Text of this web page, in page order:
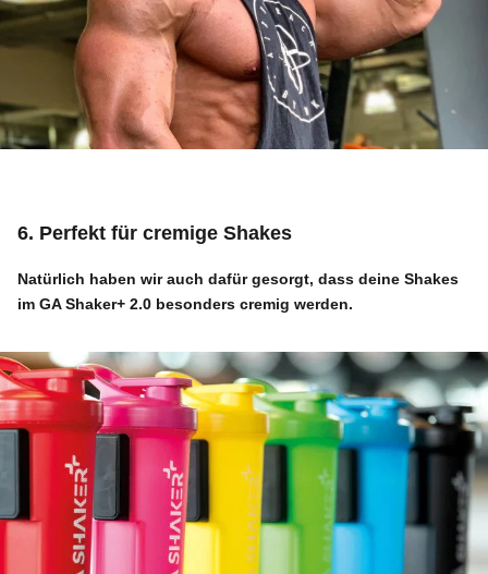
6. Perfekt für cremige Shakes
Natürlich haben wir auch dafür gesorgt, dass deine Shakes
im GA Shaker+ 2.0 besonders cremig werden.